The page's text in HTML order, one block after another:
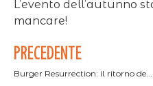
L’evento dell’autunno
mancare!
PRECEDENTE
Burger Resurrection: il ritorno dell’evento più succulento dell’estate!